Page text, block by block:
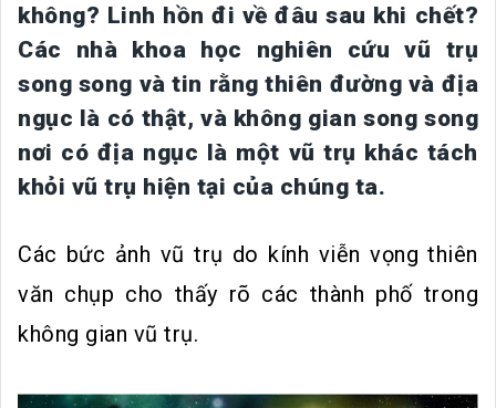
không? Linh hồn đi về đâu sau khi chết?
Các nhà khoa học nghiên cứu vũ trụ
song song và tin rằng thiên đường và địa
ngục là có thật, và không gian song song
nơi có địa ngục là một vũ trụ khác tách
khỏi vũ trụ hiện tại của chúng ta.
Các bức ảnh vũ trụ do kính viễn vọng thiên
văn chụp cho thấy rõ các thành phố trong
không gian vũ trụ.